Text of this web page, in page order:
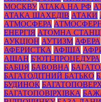
МОСКВУ АТАКА НА РФ
АТАКА ШАХЕДІВ АТАКИ
АТМОСФЕРА
ЕНЕРГІЯ АТОМНА
АУКЦІОН АУТИЗМ АФЕРА
АФЕРИСТКА АФІША
АШАН Б'ЮТІ-ПРОЦЕДУРА
БАБЦЯ БАВОВНА
БАГАТОДІТНИЙ БАТЬКО
БУДИНОК
БАГАТОПОВІРХІВКА